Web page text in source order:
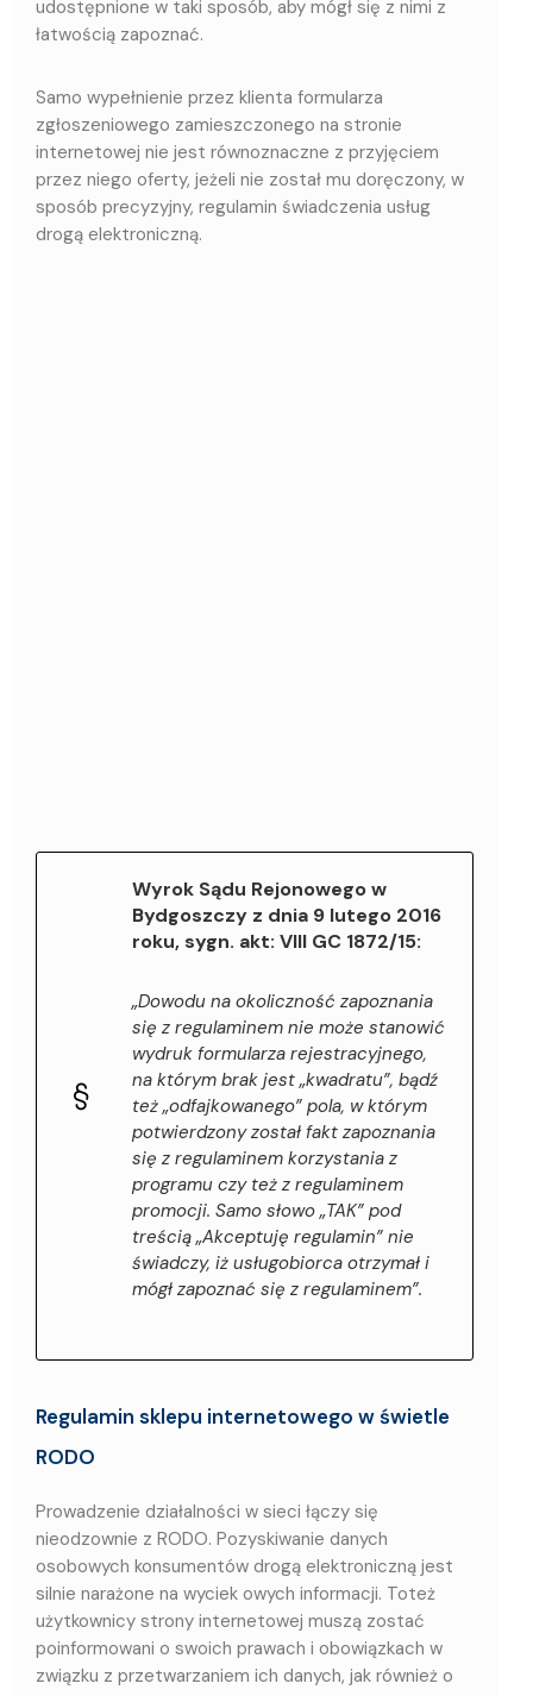
udostępnione w taki sposób, aby mógł się z nimi z
łatwością zapoznać.
Samo wypełnienie przez klienta formularza
zgłoszeniowego zamieszczonego na stronie
internetowej nie jest równoznaczne z przyjęciem
przez niego oferty, jeżeli nie został mu doręczony, w
sposób precyzyjny, regulamin świadczenia usług
drogą elektroniczną.
Wyrok Sądu Rejonowego w
Bydgoszczy z dnia 9 lutego 2016
roku, sygn. akt: VIII GC 1872/15:
„Dowodu na okoliczność zapoznania
się z regulaminem nie może stanowić
wydruk formularza rejestracyjnego,
na którym brak jest „kwadratu”, bądź
też „odfajkowanego” pola, w którym
potwierdzony został fakt zapoznania
się z regulaminem korzystania z
programu czy też z regulaminem
promocji. Samo słowo „TAK” pod
treścią „Akceptuję regulamin” nie
świadczy, iż usługobiorca otrzymał i
mógł zapoznać się z regulaminem”.
Regulamin sklepu internetowego w świetle
RODO
Prowadzenie działalności w sieci łączy się
nieodzownie z RODO. Pozyskiwanie danych
osobowych konsumentów drogą elektroniczną jest
silnie narażone na wyciek owych informacji. Toteż
użytkownicy strony internetowej muszą zostać
poinformowani o swoich prawach i obowiązkach w
związku z przetwarzaniem ich danych, jak również o